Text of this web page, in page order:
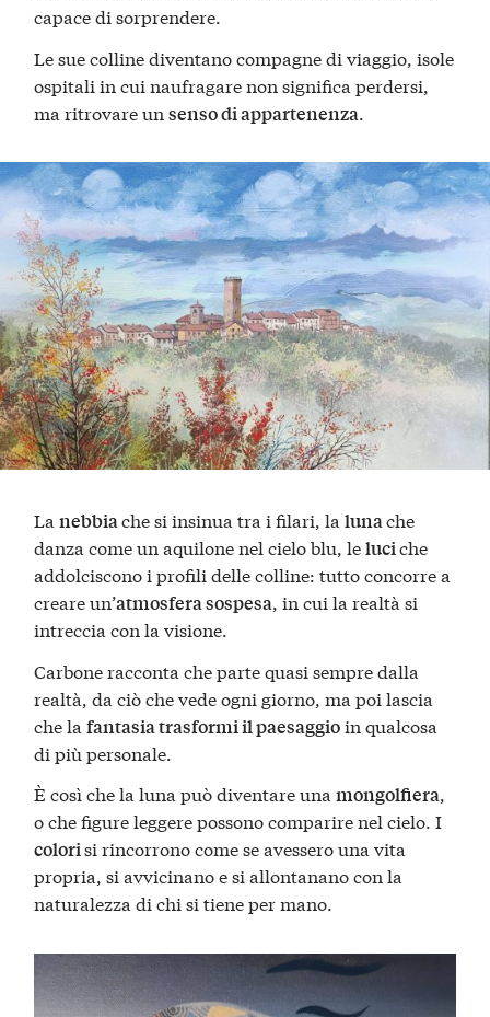
capace di sorprendere.
Le sue colline diventano compagne di viaggio, isole
ospitali in cui naufragare non significa perdersi,
ma ritrovare unsenso di appartenenza.
Lanebbiache si insinua tra i filari, lalunache
danza come un aquilone nel cielo blu, leluciche
addolciscono i profili delle colline: tutto concorre a
creare un’atmosfera sospesa, in cui la realtà si
intreccia con la visione.
Carbone racconta che parte quasi sempre dalla
realtà, da ciò che vede ogni giorno, ma poi lascia
che lafantasia trasformi il paesaggioin qualcosa
di più personale.
È così che la luna può diventare unamongolfiera,
o che figure leggere possono comparire nel cielo. I
colorisi rincorrono come se avessero una vita
propria, si avvicinano e si allontanano con la
naturalezza di chi si tiene per mano.